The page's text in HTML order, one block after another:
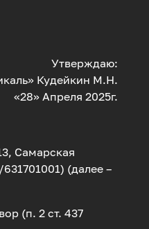
Утверждаю:
Кудейкин М.Н.
«28» Апреля 2025г.
Самарская
(далее –
(п. 2 ст. 437